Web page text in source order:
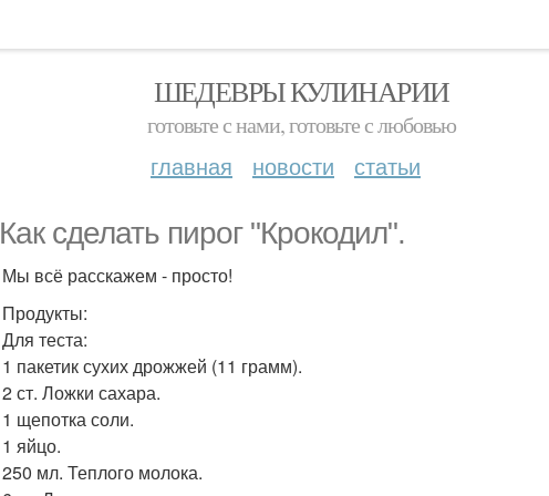
ШЕДЕВРЫ КУЛИНАРИИ
готовьте с нами, готовьте с любовью
главная новости статьи
Как сделать пирог "Крокодил".
Мы всё расскажем - просто!
Продукты:
Для теста:
1 пакетик сухих дрожжей (11 грамм).
2 ст. Ложки сахара.
1 щепотка соли.
1 яйцо.
250 мл. Теплого молока.